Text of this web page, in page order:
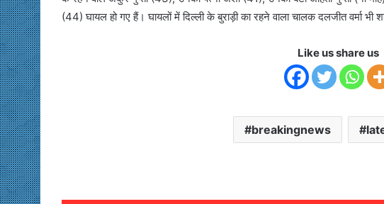
(44) घायल हो गए हैं। घायलों में दिल्ली के बुराड़ी का रहने वाला चालक दलजीत वर्मा भी
Like us share us
breakingnews